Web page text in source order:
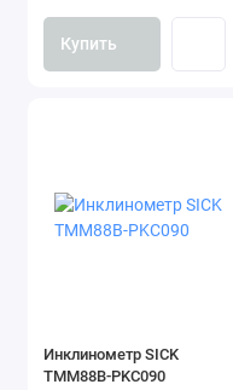
Купить
Инклинометр SICK
TMM88B-PKC090